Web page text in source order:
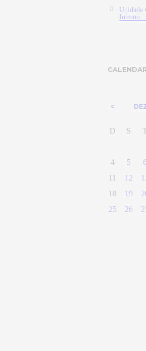
Unidade
Interno
D S
4
5
11
12
18
19
25
26